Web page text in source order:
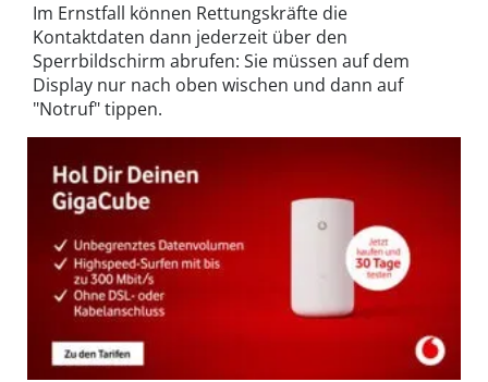
Im Ernstfall können Rettungskräfte die
Kontaktdaten dann jederzeit über den
Sperrbildschirm abrufen: Sie müssen auf dem
Display nur nach oben wischen und dann auf
"Notruf" tippen.